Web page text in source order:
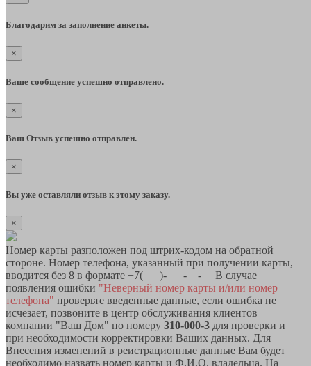
Благодарим за заполнение анкеты.
×
Ваше сообщение успешно отправлено.
×
Ваш Отзыв успешно отправлен.
×
Вы уже оставляли отзыв к этому заказу.
×
Номер карты разположен под штрих-кодом на обратной
стороне. Номер телефона, указанный при получении карты,
вводится без 8 в формате +7(___)-___-__-__ В случае
появления ошибки "Неверный номер карты и/или номер
телефона" проверьте введенные данные, если ошибка не
исчезает, позвоните в центр обслуживания клиентов
компании "Ваш Дом" по номеру 310-000-3 для проверки и
при необходимости корректировки Ваших данных. Для
Внесения изменений в реистрационные данные Вам будет
необходимо назвать номер карты и Ф.И.О. владельца. На